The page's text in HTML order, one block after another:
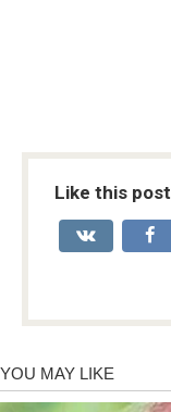
Like this